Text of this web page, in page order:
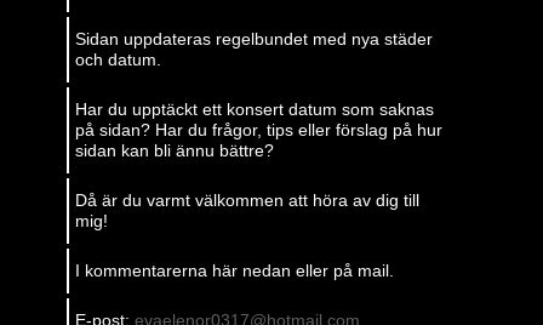
Sidan uppdateras regelbundet med nya städer
och datum.
Har du upptäckt ett konsert datum som saknas
på sidan? Har du frågor, tips eller förslag på hur
sidan kan bli ännu bättre?
Då är du varmt välkommen att höra av dig till
mig!
I kommentarerna här nedan eller på mail.
E-post: evaelenor0317@hotmail.com